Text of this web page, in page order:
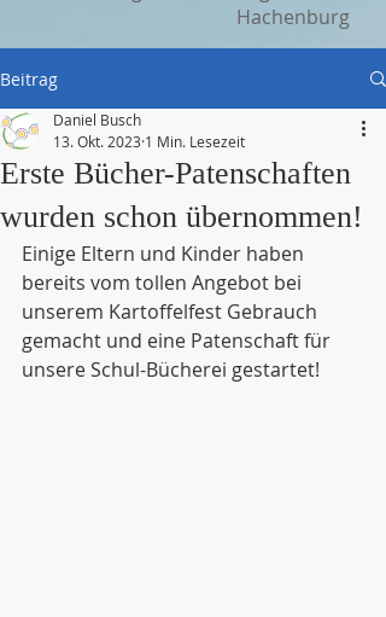
Hachenburg
Beitrag
Erste Bücher-Patenschaften
wurden schon übernommen!
Daniel Busch
13. Okt. 2023 1 Min. Lesezeit
Einige Eltern und Kinder haben
bereits vom tollen Angebot bei
unserem Kartoffelfest Gebrauch
gemacht und eine Patenschaft für
unsere Schul-Bücherei gestartet!